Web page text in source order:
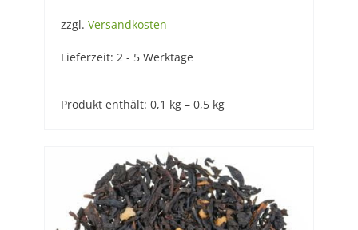
zzgl. Versandkosten
Lieferzeit: 2 - 5 Werktage
Produkt enthält: 0,1 kg – 0,5 kg